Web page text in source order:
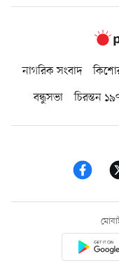
নাগরিক সংবাদ
বন্ধুসভা
চিরন্তন